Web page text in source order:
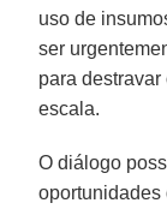
uso de
ser
para
escala.
O diálogo
oportunidades